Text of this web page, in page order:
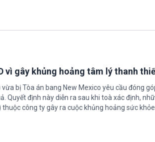
vì gây khủng hoảng tâm lý thanh
bị Tòa án bang New Mexico yêu cầu đóng
Quyết định này diễn ra sau khi toà xác định,
công ty gây ra cuộc khủng hoảng sức